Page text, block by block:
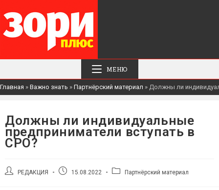
МЕНЮ
Главная » Важно знать » Партнёрский материал » Должны ли
Должны ли индивидуальные
предприниматели вступать в
СРО?
АвторРЕДАКЦИЯ
Запись15.08.2022
РубрикаПартнёрский материал